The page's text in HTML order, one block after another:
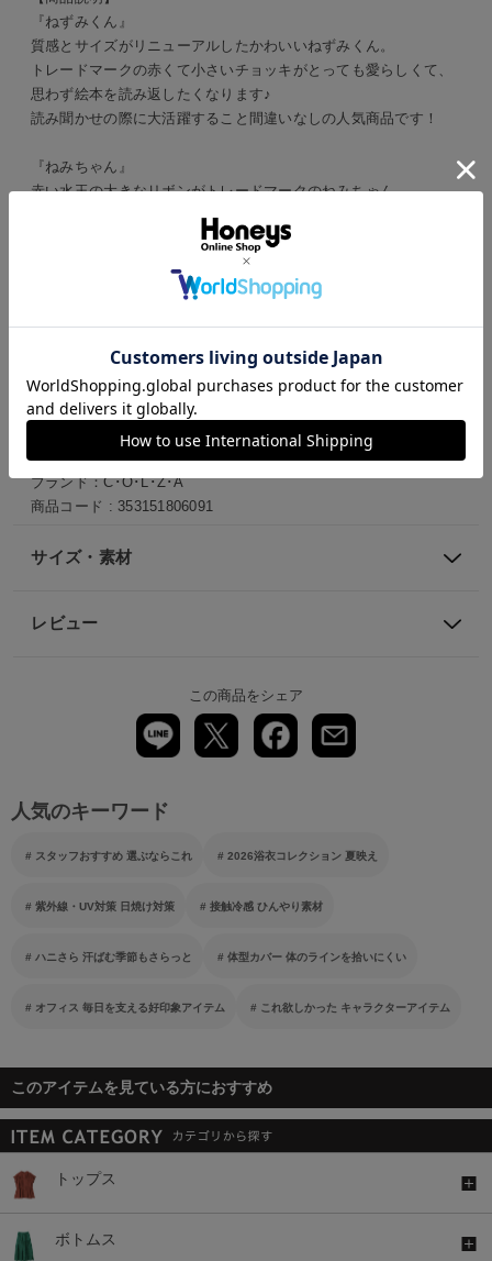
『ねずみくん』
質感とサイズがリニューアルしたかわいいねずみくん。
トレードマークの赤くて小さいチョッキがとっても愛らしくて、
思わず絵本を読み返したくなります♪
読み聞かせの際に大活躍すること間違いなしの人気商品です！
『ねみちゃん』
赤い水玉の大きなリボンがトレードマークのねみちゃん。
大好きなねずみくんといっしょに置いておきたい、とってもチャ
ーミングなぬいぐるみです。
・不良品等でない限り、商品の返品・交換はお受けできませんの
でご了承ください。
ブランド：C･O･L･Z･A
商品コード : 353151806091
サイズ・素材
レビュー
この商品をシェア
人気のキーワード
スタッフおすすめ 選ぶならこれ 2026浴衣コレクション 夏映え
紫外線・UV対策 日焼け対策 接触冷感 ひんやり素材
ハニさら 汗ばむ季節もさらっと 体型カバー 体のラインを拾いにくい
オフィス 毎日を支える好印象アイテム これ欲しかった キャラクターアイテム
このアイテムを見ている方におすすめ
トップス
ボトムス